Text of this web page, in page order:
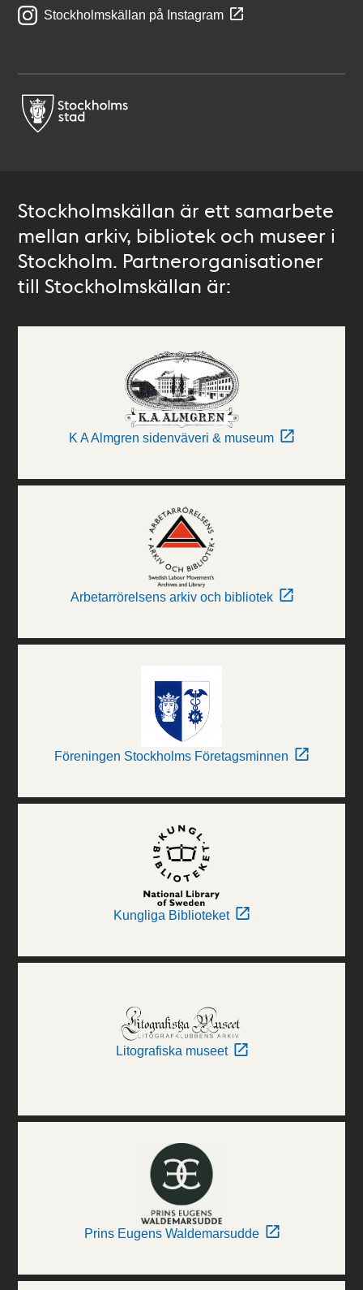
Stockholmskällan på Instagram
Stockholmskällan är ett samarbete
mellan arkiv, bibliotek och museer i
Stockholm. Partnerorganisationer
till Stockholmskällan är:
K A Almgren sidenväveri & museum
Arbetarrörelsens arkiv och bibliotek
Föreningen Stockholms Företagsminnen
Kungliga Biblioteket
Litografiska museet
Prins Eugens Waldemarsudde